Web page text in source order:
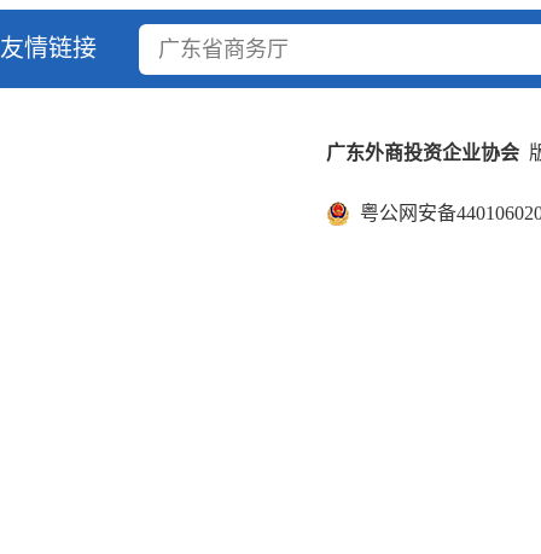
友情链接 广东省商务厅
广东外商投资企业协会
粤公网安备